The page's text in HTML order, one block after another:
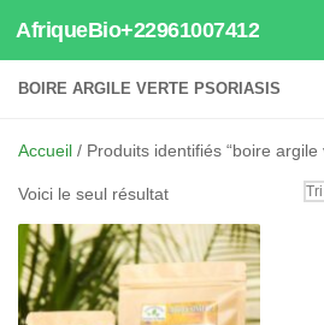
Au dessous du contenu
AfriqueBio+22961007412
BOIRE ARGILE VERTE PSORIASIS
Accueil / Produits identifiés “boire argile
Voici le seul résultat